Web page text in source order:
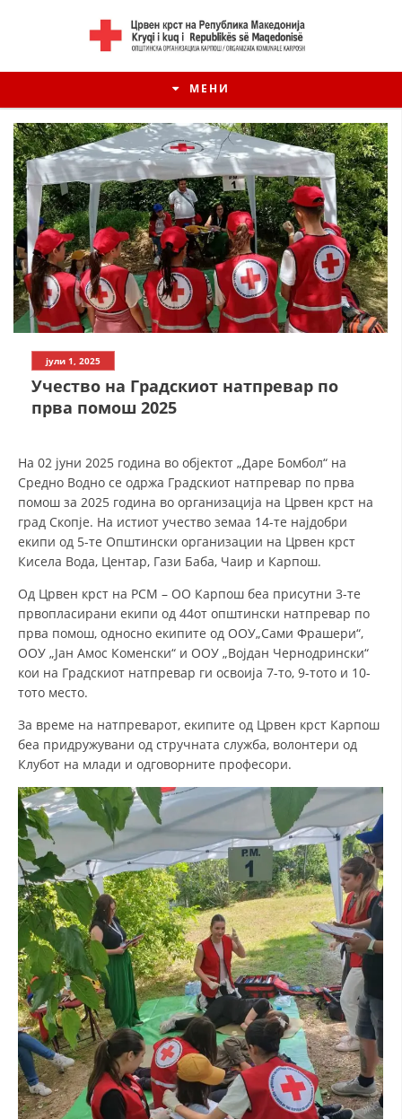
МЕНИ
ПРИРАЧНИЦИ
СТРАТЕГИИ
ЕДУКАТИВНО ИНФОРМАТИВНИ МАТЕРИЈАЛИ
БРОШУРИ
ПРЕЗЕНТАЦИИ
јули 1, 2025
Учество на Градскиот натпревар по
прва помош 2025
На 02 јуни 2025 година во објектот „Даре Бомбол“ на
Средно Водно се одржа Градскиот натпревар по прва
помош за 2025 година во организација на Црвен крст на
град Скопје. На истиот учество земаа 14-те најдобри
екипи од 5-те Општински организации на Црвен крст
Кисела Вода, Центар, Гази Баба, Чаир и Карпош.
Од Црвен крст на РСМ – ОО Карпош беа присутни 3-те
првопласирани екипи од 44от општински натпревар по
прва помош, односно екипите од ООУ„Сами Фрашери“,
ООУ „Јан Амос Коменски“ и ООУ „Војдан Чернодрински“
кои на Градскиот натпревар ги освоија 7-то, 9-тото и 10-
тото место.
За време на натпреварот, екипите од Црвен крст Карпош
беа придружувани од стручната служба, волонтери од
Клубот на млади и одговорните професори.